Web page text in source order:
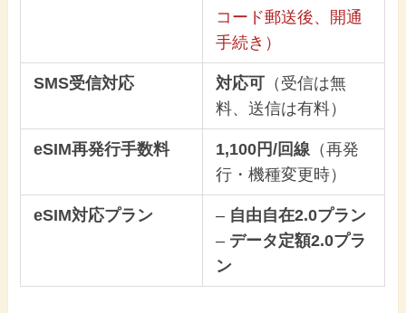
コード郵送後、開通
手続き）
SMS受信対応 対応可（受信は無
料、送信は有料）
eSIM再発行手数料 1,100円/回線 （再発
行・機種変更時）
eSIM対応プラン – 自由自在2.0プラン
– データ定額2.0プラ
ン